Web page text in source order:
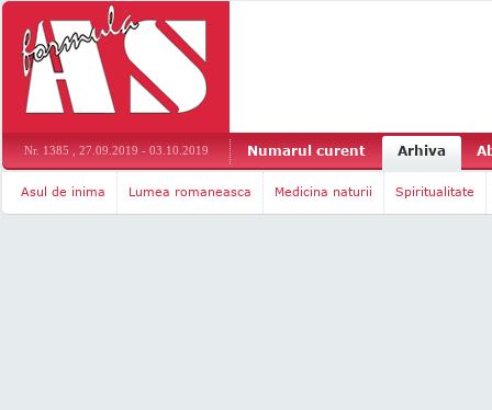
Nr. 1385 , 27.09.2019 - 03.10.2019 Numarul curent Arhiva
Asul de inima Lumea romaneasca Medicina naturii Spiritualitate